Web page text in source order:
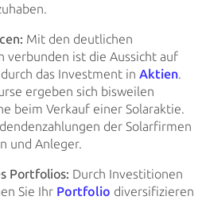
Mit den deutlichen
verbunden ist die Aussicht auf
das Investment in Aktien.
ergeben sich bisweilen
beim Verkauf einer Solaraktie.
der Solarfirmen
und Anleger.
Portfolios: Durch Investitionen
Sie Ihr Portfolio diversifizieren